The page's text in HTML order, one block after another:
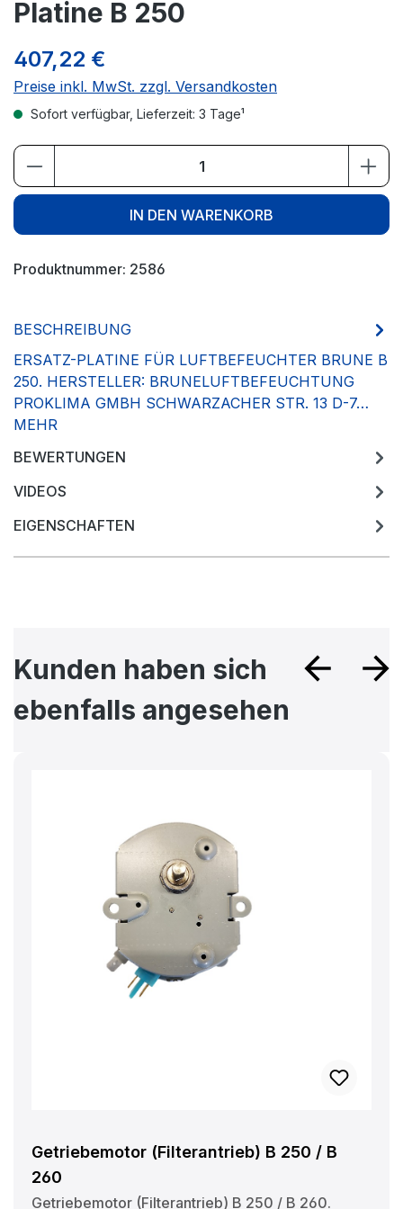
Platine B 250
407,22 €
Preise inkl. MwSt. zzgl. Versandkosten
Sofort verfügbar, Lieferzeit: 3 Tage¹
Produkt Anzahl: Gib den gewünschten
IN DEN WARENKORB
Produktnummer: 2586
BESCHREIBUNG
ERSATZ-PLATINE FÜR LUFTBEFEUCHTER BRUNE B
250. HERSTELLER: BRUNELUFTBEFEUCHTUNG
PROKLIMA GMBH SCHWARZACHER STR. 13 D-7…
MEHR
BEWERTUNGEN
VIDEOS
EIGENSCHAFTEN
Produktgalerie überspringen
Kunden haben sich
ebenfalls angesehen
Getriebemotor (Filterantrieb) B 250 / B
260
Getriebemotor (Filterantrieb) B 250 / B 260.